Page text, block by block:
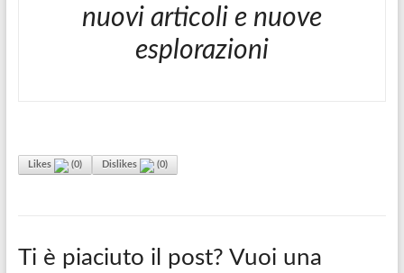
nuovi articoli e nuove
esplorazioni
Likes (0) Dislikes (0)
Ti è piaciuto il post? Vuoi una